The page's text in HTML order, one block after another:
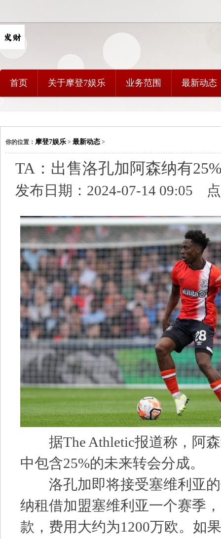
首页 关于摩登7娱乐 业务范围 最新动态
你的位置： 摩登7娱乐 > 最新动态 >
TA：出售洛孔加阿森纳有
发布日期：2024-07-14 09:05
据The Athletic报道称，阿森
中包含25%的未来转会分成。
洛孔加即将接受塞维利亚的
纳租借加盟塞维利亚一个赛季
款，费用大约为1200万欧。如